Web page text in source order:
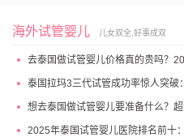
海外试管婴儿 儿女双全,好事成双
去泰国做试管婴儿价格真的贵吗？
泰国拉玛3三代试管成功率惊人突破：
想去泰国做试管婴儿要准备什么？
2025年泰国试管婴儿医院排名前十